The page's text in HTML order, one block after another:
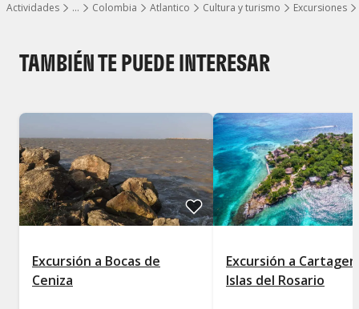
…
Mostrar todos los niveles
Actividades Colombia Atlantico Cultura y turismo Excursiones
TAMBIÉN TE PUEDE INTERESAR
Excursión a Bocas de
Ceniza
Excursión a
Islas del Rosario